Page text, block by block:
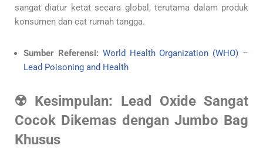
sangat diatur ketat secara global, terutama dalam produk
konsumen dan cat rumah tangga.
Sumber Referensi: World Health Organization (WHO) –
Lead Poisoning and Health
☢️ Kesimpulan: Lead Oxide Sangat
Cocok Dikemas dengan Jumbo Bag
Khusus